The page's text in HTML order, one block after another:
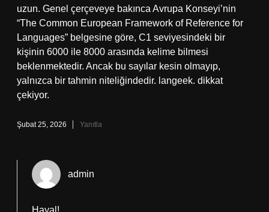
uzun. Genel çerçeveye bakınca Avrupa Konseyi’nin
“The Common European Framework of Reference for
Languages” belgesine göre, C1 seviyesindeki bir
kişinin 6000 ile 8000 arasında kelime bilmesi
beklenmektedir. Ancak bu sayılar kesin olmayıp,
yalnızca bir tahmin niteliğindedir. langeek. dikkat
çekiyor.
Şubat 25, 2026 Yanıtla
admin
Hayal!